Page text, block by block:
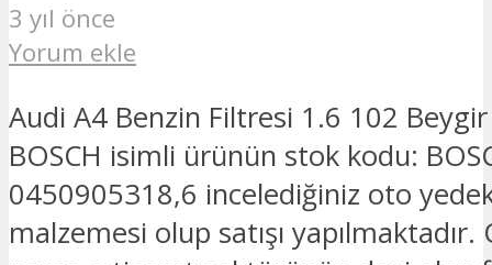
3 yıl önce
Yorum ekle
Audi A4 Benzin Filtresi 1.6 102
BOSCH isimli ürünün stok kodu:
0450905318,6 incelediğiniz oto
malzemesi olup satışı